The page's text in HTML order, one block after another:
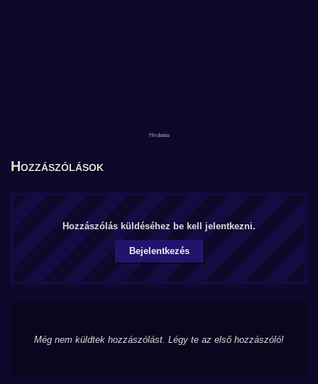
Hozzászólások
Hozzászólás küldéséhez be kell jelentkezni.
Bejelentkezés
Még nem küldtek hozzászólást. Légy te az első hozzászóló!